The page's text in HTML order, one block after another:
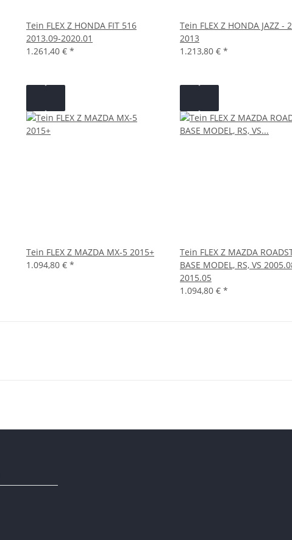
Tein FLEX Z HONDA FIT 516
2013.09-2020.01
1.261,40 € *
Tein FLEX Z HONDA JAZZ -
2013
1.213,80 € *
Tein FLEX Z MAZDA MX-5 2015+
1.094,80 € *
Tein FLEX Z MAZDA
BASE MODEL, RS, VS
2015.05
1.094,80 € *